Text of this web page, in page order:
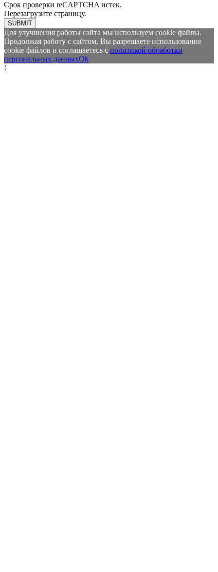
Срок проверки reCAPTCHA истек.
Перезагрузите страницу.
SUBMIT
Для улучшения работы сайта мы используем cookie файлы.
Продолжая работу с сайтом, Вы разрешаете использование
cookie файлов и соглашаетесь с политикой обработки
персональных данныхOk
!